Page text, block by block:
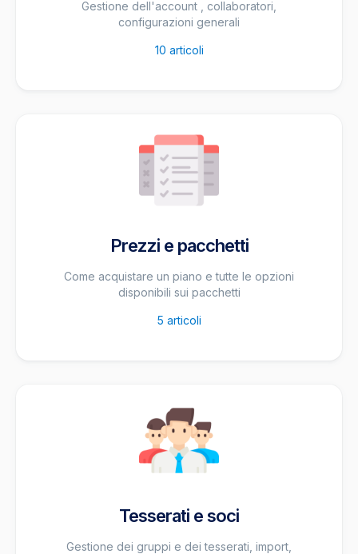
Gestione dell'account , collaboratori,
configurazioni generali
10 articoli
Prezzi e pacchetti
Come acquistare un piano e tutte le opzioni
disponibili sui pacchetti
5 articoli
Tesserati e soci
Gestione dei gruppi e dei tesserati, import,